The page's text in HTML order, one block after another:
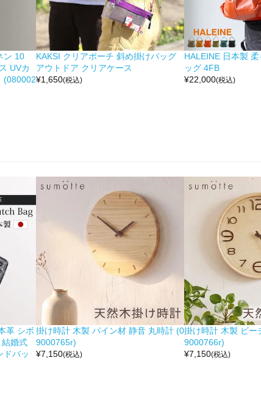
ン 10
UVカ
(080002
KAKSI クリアポーチ 斜め掛けバッグ
アウトドア クリアケース
¥1,650(税込)
HALEINE 日本製
ッグ 4FB
¥22,000(税込)
革 シボ
婚式
ドバッ
掛け時計 木製 パイン材 静音 丸時計 (0
9000765r)
¥7,150(税込)
掛け時計 木製 ビー
9000766r)
¥7,150(税込)